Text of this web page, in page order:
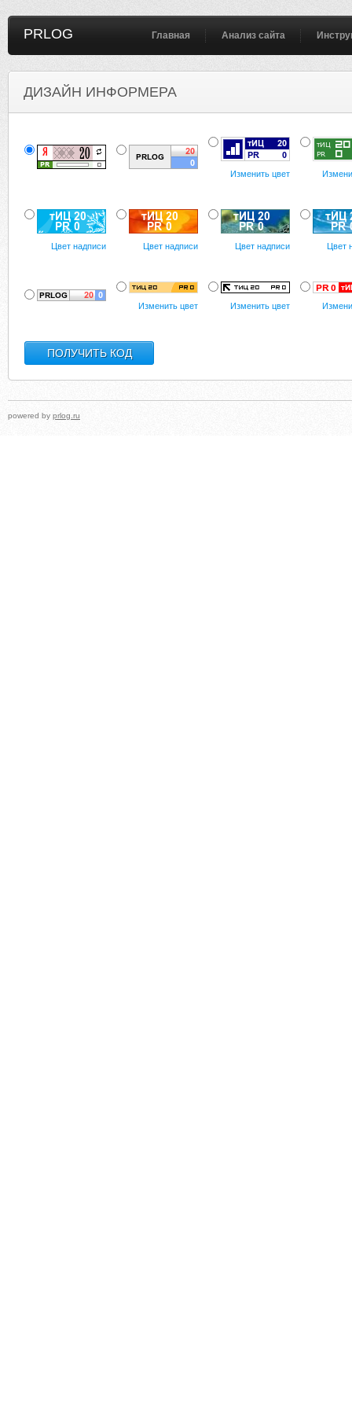
PRLOG Главная Анализ сайта
ДИЗАЙН ИНФОРМЕРА
Изменить цвет
Цвет надписи Цвет надписи Цвет надписи Цвет
Изменить цвет Изменить цвет
powered by prlog.ru